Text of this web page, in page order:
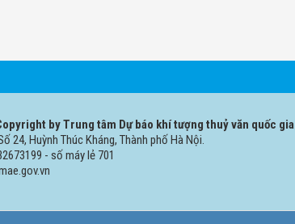
by Trung tâm Dự báo khí tượng thuỷ văn quốc gia
24, Huỳnh Thúc Kháng, Thành phố Hà Nội.
- số máy lẻ 701